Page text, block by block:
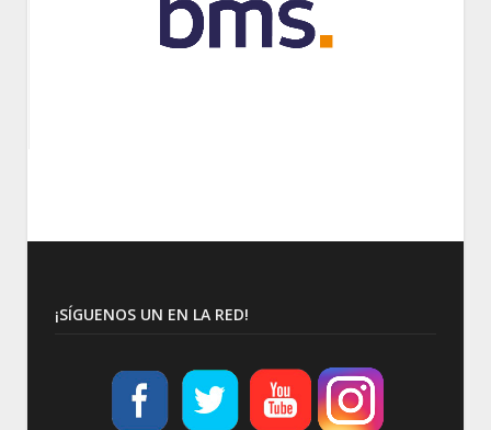
¡SÍGUENOS UN EN LA RED!